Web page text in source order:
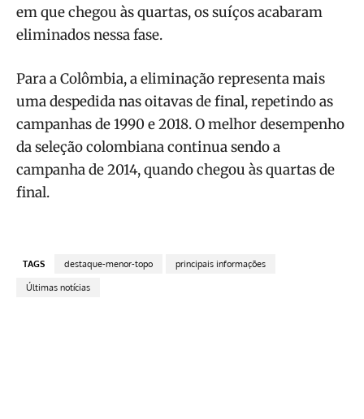
em que chegou às quartas, os suíços acabaram
eliminados nessa fase.
Para a Colômbia, a eliminação representa mais
uma despedida nas oitavas de final, repetindo as
campanhas de 1990 e 2018. O melhor desempenho
da seleção colombiana continua sendo a
campanha de 2014, quando chegou às quartas de
final.
TAGS destaque-menor-topo principais informações
Últimas notícias